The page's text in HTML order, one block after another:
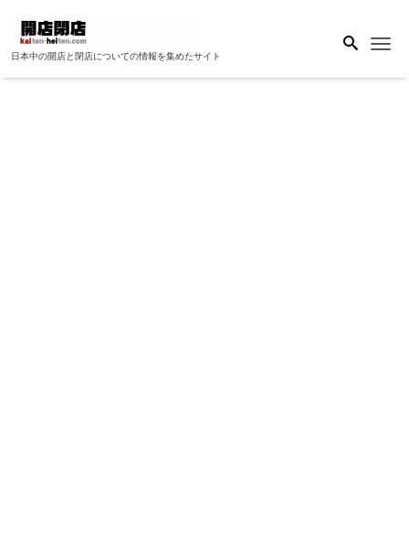
日本中の開店と閉店についての情報を集めたサイト